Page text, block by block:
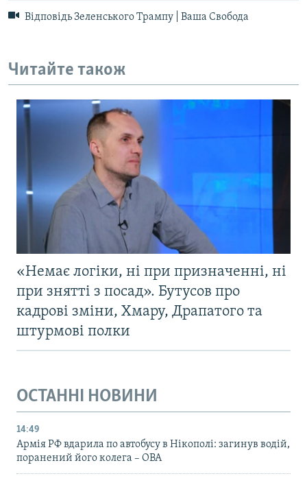
Відповідь Зеленського Трампу | Ваша Свобода
Читайте також
«Немає логіки, ні при призначенні, ні
при знятті з посад». Бутусов про
кадрові зміни, Хмару, Драпатого та
штурмові полки
ОСТАННІ НОВИНИ
14:49
Армія РФ вдарила по автобусу в Нікополі: загинув водій,
поранений його колега – ОВА